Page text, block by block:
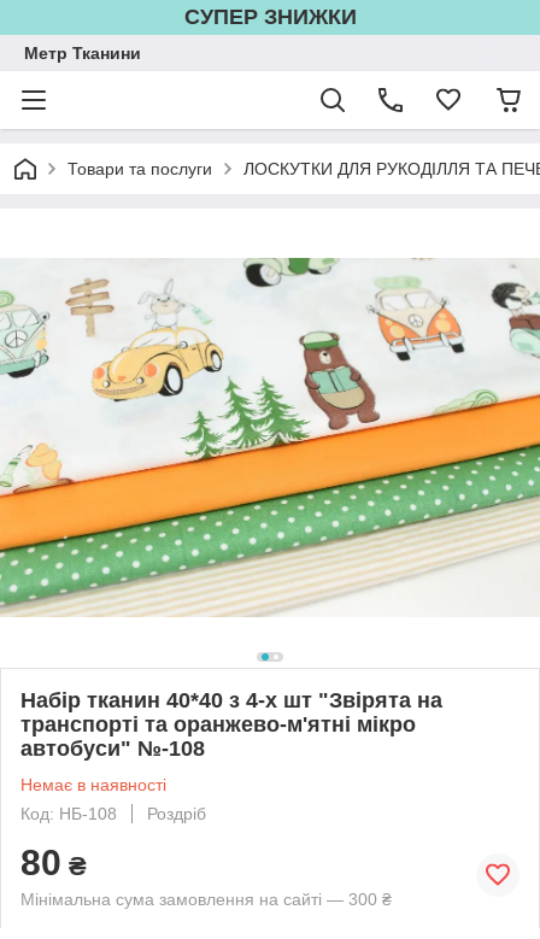
СУПЕР ЗНИЖКИ
Метр Тканини
Товари та послуги ЛОСКУТКИ ДЛЯ РУКОДІЛЛЯ ТА
Набір тканин 40*40 з 4-х шт "Звірята на
транспорті та оранжево-м'ятні мікро
автобуси" №-108
Немає в наявності
Код: НБ-108
Роздріб
80 ₴
Мінімальна сума замовлення на сайті — 300 ₴